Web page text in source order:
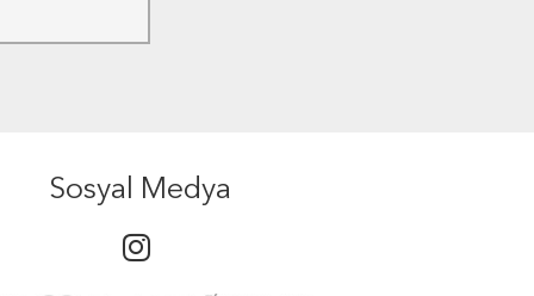
Sosyal Medya